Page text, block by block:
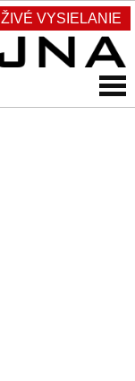
ŽIVÉ VYSIELANIE